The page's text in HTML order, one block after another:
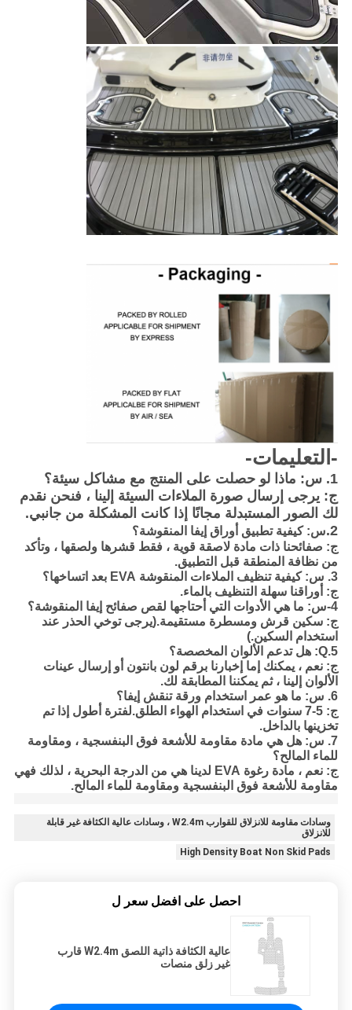
-التعليمات-
1. س: ماذا لو حصلت على المنتج مع مشاكل سيئة؟
ج: يرجى إرسال صورة الملاءات السيئة إلينا ، فنحن نقدم
لك الصور المستبدلة مجانًا إذا كانت المشكلة من جانبي.
2. س: كيفية تطبيق أوراق إيفا المنقوشة؟
ج: صفائحنا ذات مادة لاصقة قوية ، فقط قشرها ولصقها ، وتأكد
من نظافة المنطقة قبل التطبيق.
3. س: كيفية تنظيف الملاءات المنقوشة EVA بعد اتساخها؟
ج: أوراقنا سهلة التنظيف بالماء.
4-س: ما هي الأدوات التي أحتاجها لقص صفائح إيفا المنقوشة؟
ج: سكين قرش ومسطرة مستقيمة.(يرجى توخي الحذر عند
استخدام السكين.)
5.Q: هل تدعم الألوان المخصصة؟
ج: نعم ، يمكنك إما إخبارنا برقم لون بانتون أو إرسال عينات
الألوان إلينا ، ثم يمكننا المطابقة لك.
6. س: ما هو عمر استخدام ورقة تنقش إيفا؟
ج: 5-7 سنوات في استخدام الهواء الطلق.لفترة أطول إذا تم
تخزينها بالداخل.
7. س: هل هي مادة مقاومة للأشعة فوق البنفسجية ، ومقاومة
للماء المالح؟
ج: نعم ، مادة رغوة EVA لدينا هي من الدرجة البحرية ، لذلك فهي
مقاومة للأشعة فوق البنفسجية ومقاومة للماء المالح.
وسادات مقاومة للانزلاق للقوارب W2.4m ، وسادات عالية الكثافة غير قابلة
للانزلاق
High Density Boat Non Skid Pads
احصل على افضل سعر ل
عالية الكثافة ذاتية اللصق W2.4m قارب
غير زلق منصات